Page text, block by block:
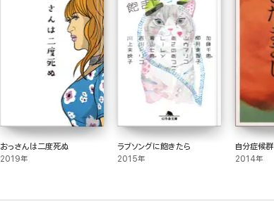
おっさんは二度死ぬ
2019年
ラブソングに飽きたら
2015年
自分症候群
2014年